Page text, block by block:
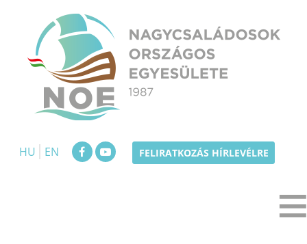
content
HU
EN FELIRATKOZÁS HÍRLEVÉLRE